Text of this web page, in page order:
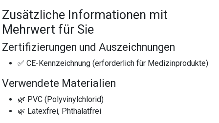
Zusätzliche Informationen mit
Mehrwert für Sie
Zertifizierungen und Auszeichnungen
✅ CE-Kennzeichnung (erforderlich für Medizinprodukte)
Verwendete Materialien
🌿 PVC (Polyvinylchlorid)
🌿 Latexfrei, Phthalatfrei